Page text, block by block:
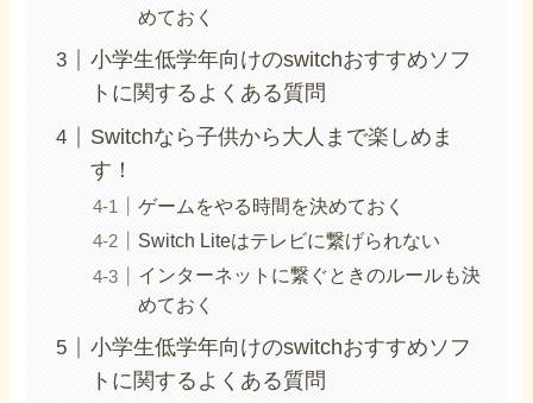
めておく
小学生低学年向けのswitchおすすめソフ
トに関するよくある質問
Switchなら子供から大人まで楽しめま
す！
ゲームをやる時間を決めておく
Switch Liteはテレビに繋げられない
インターネットに繋ぐときのルールも決
めておく
小学生低学年向けのswitchおすすめソフ
トに関するよくある質問